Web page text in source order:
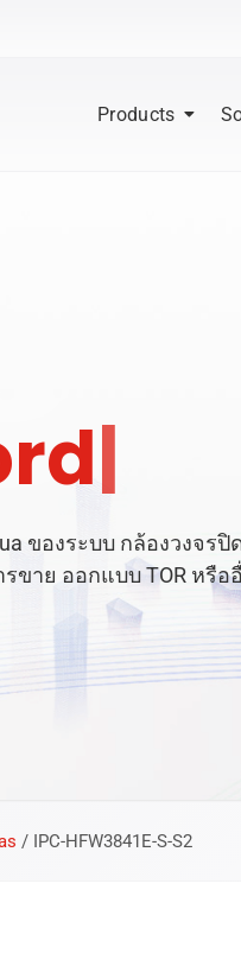
Products
rde
ของระบบ กล้องวงจรปิ
ขาย ออกแบบ TOR หรือ
/ IPC-HFW3841E-S-S2